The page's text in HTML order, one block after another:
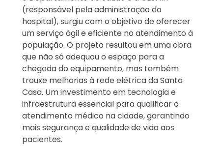
(responsável pela administração do
hospital), surgiu com o objetivo de oferecer
um serviço ágil e eficiente no atendimento à
população. O projeto resultou em uma obra
que não só adequou o espaço para a
chegada do equipamento, mas também
trouxe melhorias à rede elétrica da Santa
Casa. Um investimento em tecnologia e
infraestrutura essencial para qualificar o
atendimento médico na cidade, garantindo
mais segurança e qualidade de vida aos
pacientes.